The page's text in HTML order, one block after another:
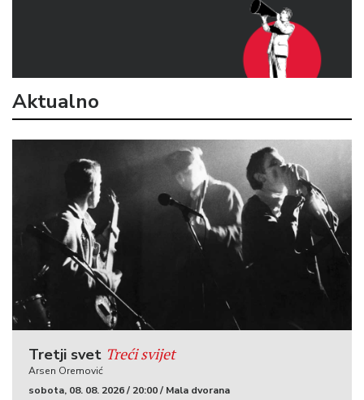
Aktualno
Tretji svet Treći svijet
Arsen Oremović
sobota, 08. 08. 2026 / 20:00 / Mala dvorana